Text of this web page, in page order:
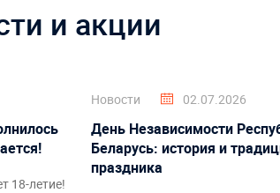
и акции
18-летие!
Новости 02.07.2026
День Независимости
Беларусь: история и
праздника